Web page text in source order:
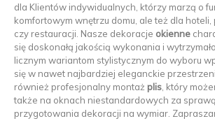
dla Klientów indywidualnych, którzy marzą o
komfortowym wnętrzu domu, ale też dla
czy restauracji. Nasze dekoracje okienne
się doskonałą jakością wykonania i
licznym wariantom stylistycznym do wyboru
się w nawet najbardziej eleganckie
również profesjonalny montaż plis , który
także na oknach niestandardowych za
przygotowania dekoracji na wymiar.